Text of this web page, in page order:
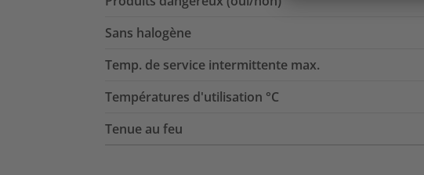
Sans halogène
Temp. de service intermittente max.
Températures d'utilisation °C
Tenue au feu